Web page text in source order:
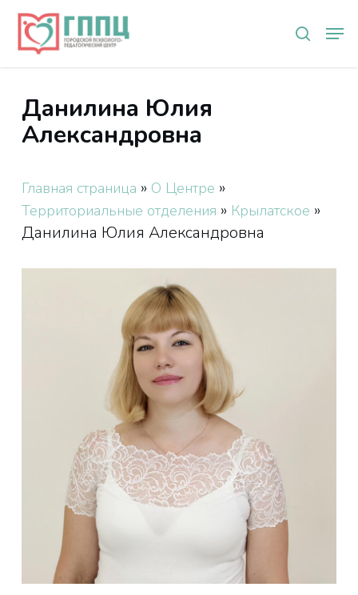
Skip
main
search
Данилина Юлия
Александровна
Главная страница » О Центре »
Территориальные отделения » Крылатское »
Данилина Юлия Александровна